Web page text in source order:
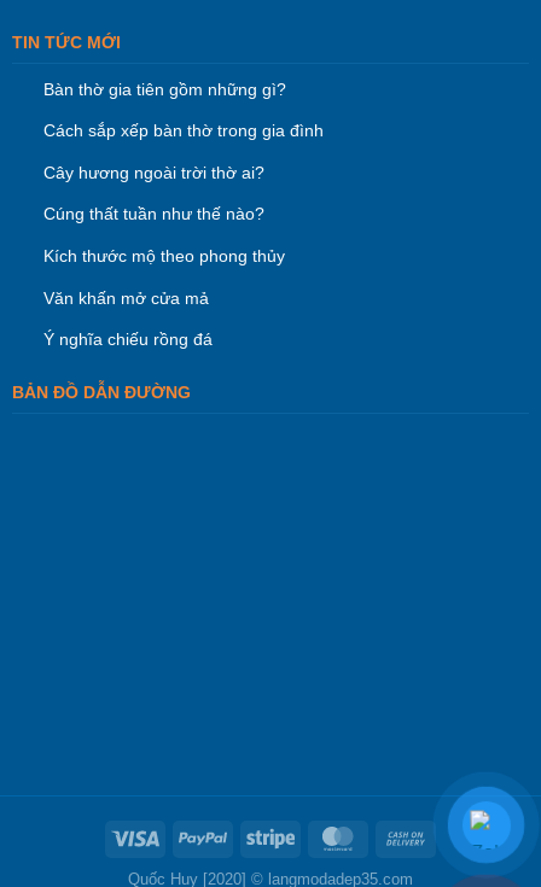
TIN TỨC MỚI
Bàn thờ gia tiên gồm những gì?
Cách sắp xếp bàn thờ trong gia đình
Cây hương ngoài trời thờ ai?
Cúng thất tuần như thế nào?
Kích thước mộ theo phong thủy
Văn khấn mở cửa mả
Ý nghĩa chiếu rồng đá
BẢN ĐỒ DẪN ĐƯỜNG
Quốc Huy [2020] © langmodadep35.com